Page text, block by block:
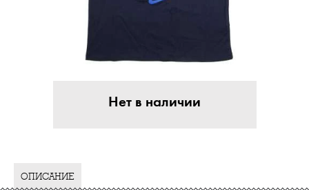
Нет в наличии
ОПИСАНИЕ